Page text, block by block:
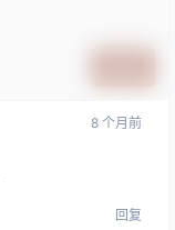
8 个月前
回复